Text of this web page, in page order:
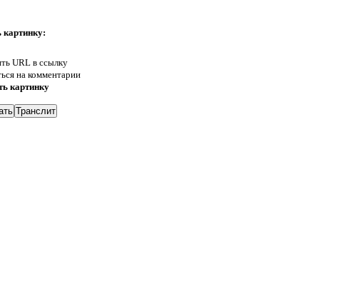
картинку:
URL в ссылку
на комментарии
картинку